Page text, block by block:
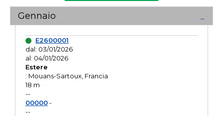
Gennaio
E2600001
dal: 03/01/2026
al: 04/01/2026
Estere
: Mouans-Sartoux, Francia
18 m
--
00000-
--